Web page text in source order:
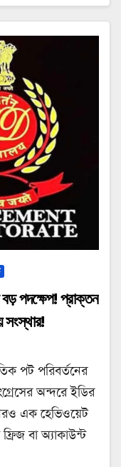
বড় পদক্ষেপ! প্রাক্তন
সংস্থার!
পট পরিবর্তনের
অন্দরে ইডির
এক হেভিওয়েট
বা অ্যাকাউন্ট